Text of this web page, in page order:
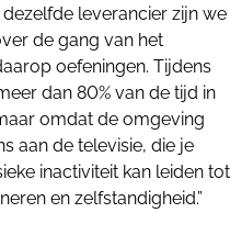
leverancier zijn we
de gang van het
oefeningen. Tijdens
dan 80% van de tijd in
omdat de omgeving
aan de televisie, die je
inactiviteit kan leiden tot
en zelfstandigheid.”